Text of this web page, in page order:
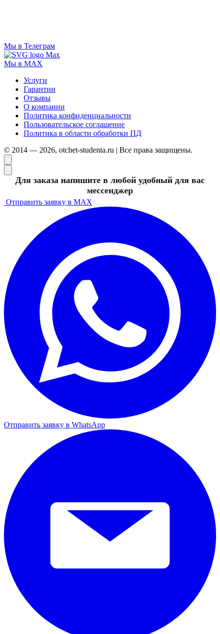
Мы в Телеграм
Мы в MAX
Услуги
Гарантии
Отзывы
О компании
Политика конфиденциальности
Пользовательское соглашение
Политика в области обработки ПД
© 2014 — 2026, otchet-studenta.ru | Все права защищены.
Для заказа напишите в любой удобный для вас
мессенджер
Отправить заявку в MAX
Отправить заявку в WhatsApp